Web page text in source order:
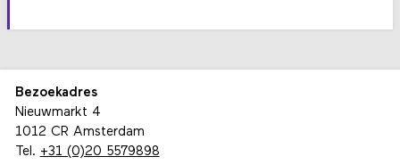
Bezoekadres
Nieuwmarkt 4
1012 CR Amsterdam
Tel. +31 (0)20 5579898